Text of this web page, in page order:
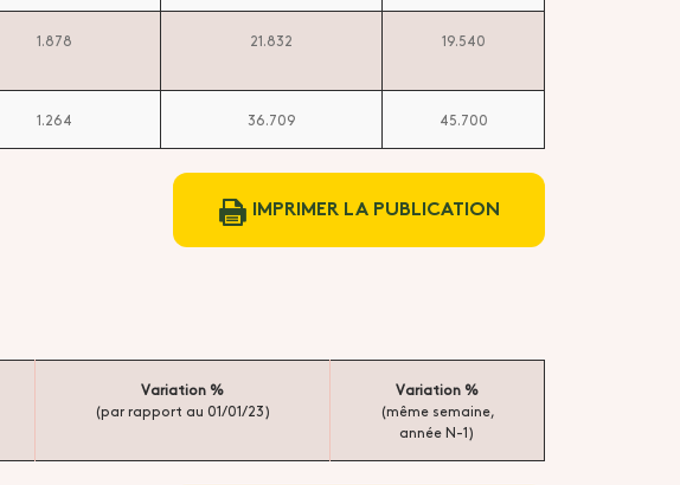
1.878 21.832 19.540
1.264 36.709 45.700
IMPRIMER LA PUBLICATION
Variation %
(par rapport au 01/01/23)
Variation %
(même semaine,
année N-1)